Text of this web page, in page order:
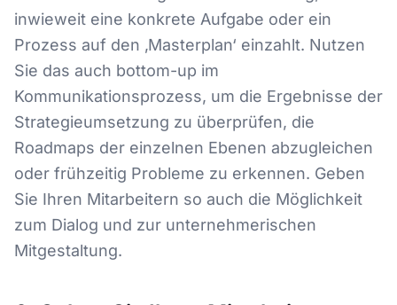
inwieweit eine konkrete Aufgabe oder ein
Prozess auf den ‚Masterplan‘ einzahlt. Nutzen
Sie das auch bottom-up im
Kommunikationsprozess, um die Ergebnisse der
Strategieumsetzung zu überprüfen, die
Roadmaps der einzelnen Ebenen abzugleichen
oder frühzeitig Probleme zu erkennen. Geben
Sie Ihren Mitarbeitern so auch die Möglichkeit
zum Dialog und zur unternehmerischen
Mitgestaltung.